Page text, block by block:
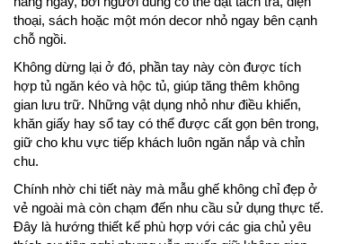
thoại, sách hoặc một món decor nhỏ ngay bên cạnh
chỗ ngồi.
Không dừng lại ở đó, phần tay này còn được tích
hợp tủ ngăn kéo và hộc tủ, giúp tăng thêm không
gian lưu trữ. Những vật dụng nhỏ như điều khiển,
khăn giấy hay sổ tay có thể được cất gọn bên trong,
giữ cho khu vực tiếp khách luôn ngăn nắp và chỉn
chu.
Chính nhờ chi tiết này mà mẫu ghế không chỉ đẹp ở
vẻ ngoài mà còn chạm đến nhu cầu sử dụng thực tế.
Đây là hướng thiết kế phù hợp với các gia chủ yêu